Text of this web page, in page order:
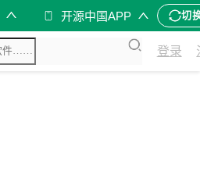
开源中国APP 切
登录